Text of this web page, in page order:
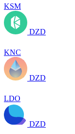
KSM
DZD
KNC
DZD
LDO
DZD